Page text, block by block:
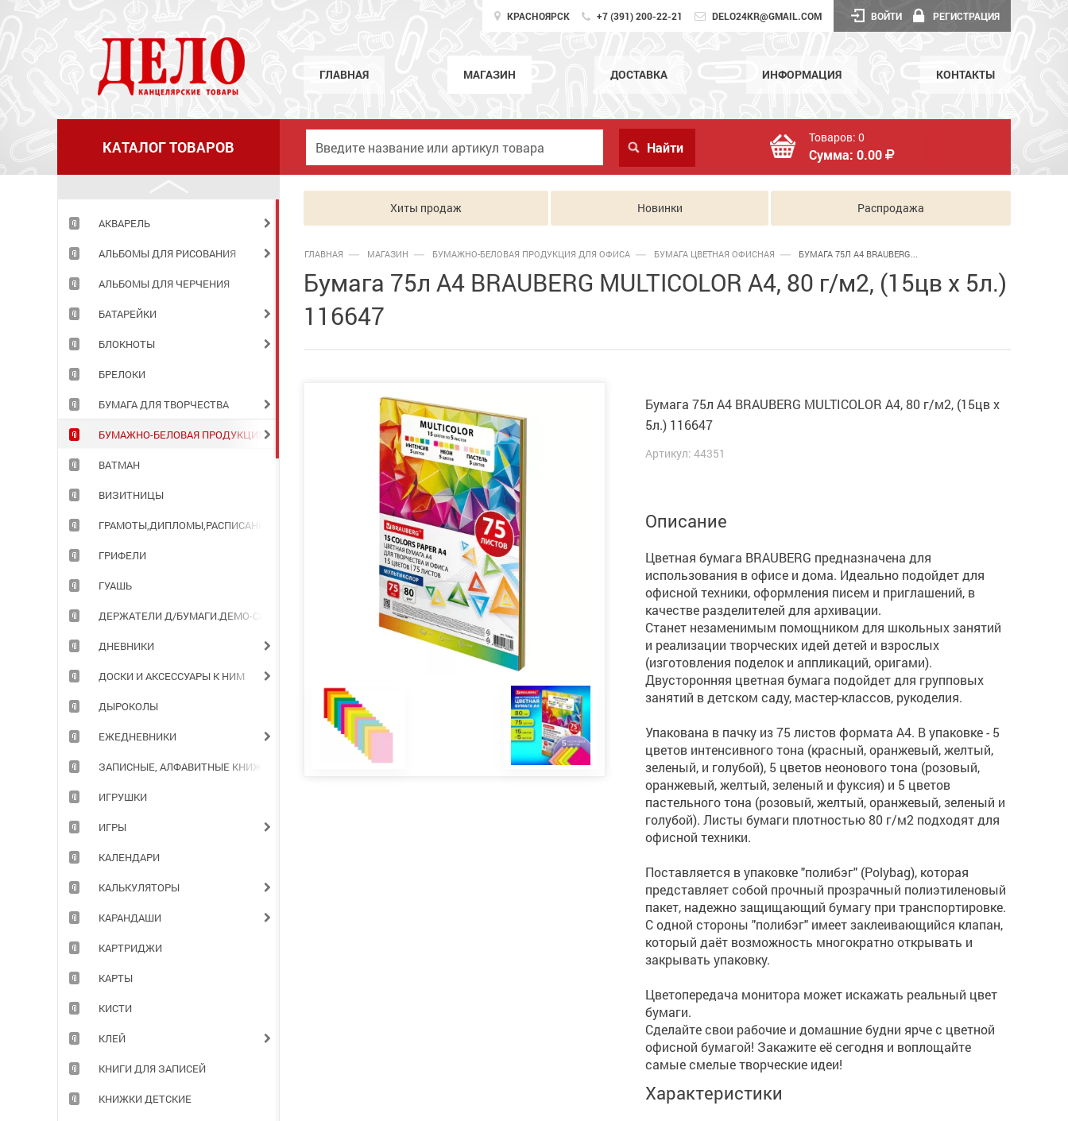
КРАСНОЯРСК +7 (391) 200-22-21 DELO24KR@GMAIL.COM ВОЙТИ РЕГИСТРАЦИЯ
ГЛАВНАЯ МАГАЗИН ДОСТАВКА ИНФОРМАЦИЯ КОНТАКТЫ
КАТАЛОГ ТОВАРОВ
Товаров: 0
Сумма: 0.00
АКВАРЕЛЬ
АЛЬБОМЫ ДЛЯ РИСОВАНИЯ
АЛЬБОМЫ ДЛЯ ЧЕРЧЕНИЯ
БАТАРЕЙКИ
БЛОКНОТЫ
БРЕЛОКИ
БУМАГА ДЛЯ ТВОРЧЕСТВА
БУМАЖНО-БЕЛОВАЯ ПРОДУКЦИЯ ДЛЯ ОФИСА
ВАТМАН
ВИЗИТНИЦЫ
ГРАМОТЫ,ДИПЛОМЫ,РАСПИСАНИЯ УРОКОВ
ГРИФЕЛИ
ГУАШЬ
ДЕРЖАТЕЛИ Д/БУМАГИ.ДЕМО-СИСТЕМЫ
ДНЕВНИКИ
ДОСКИ И АКСЕССУАРЫ К НИМ
ДЫРОКОЛЫ
ЕЖЕДНЕВНИКИ
ЗАПИСНЫЕ, АЛФАВИТНЫЕ КНИЖКИ
ИГРУШКИ
ИГРЫ
КАЛЕНДАРИ
КАЛЬКУЛЯТОРЫ
КАРАНДАШИ
КАРТРИДЖИ
КАРТЫ
КИСТИ
КЛЕЙ
КНИГИ ДЛЯ ЗАПИСЕЙ
КНИЖКИ ДЕТСКИЕ
Хиты продаж Новинки Распродажа
ГЛАВНАЯ МАГАЗИН БУМАЖНО-БЕЛОВАЯ ПРОДУКЦИЯ ДЛЯ ОФИСА БУМАГА ЦВЕТНАЯ ОФИСНАЯ БУМАГА 75Л А4 BRAUBERG...
Бумага 75л А4 BRAUBERG MULTICOLOR А4, 80 г/м2, (15цв x 5л.)
116647
Бумага 75л А4 BRAUBERG MULTICOLOR А4, 80 г/м2, (15цв x
5л.) 116647
Артикул: 44351
Описание
Цветная бумага BRAUBERG предназначена для
использования в офисе и дома. Идеально подойдет для
офисной техники, оформления писем и приглашений, в
качестве разделителей для архивации.
Станет незаменимым помощником для школьных занятий
и реализации творческих идей детей и взрослых
(изготовления поделок и аппликаций, оригами).
Двусторонняя цветная бумага подойдет для групповых
занятий в детском саду, мастер-классов, рукоделия.
Упакована в пачку из 75 листов формата А4. В упаковке - 5
цветов интенсивного тона (красный, оранжевый, желтый,
зеленый, и голубой), 5 цветов неонового тона (розовый,
оранжевый, желтый, зеленый и фуксия) и 5 цветов
пастельного тона (розовый, желтый, оранжевый, зеленый и
голубой). Листы бумаги плотностью 80 г/м2 подходят для
офисной техники.
Поставляется в упаковке "полибэг" (Polybag), которая
представляет собой прочный прозрачный полиэтиленовый
пакет, надежно защищающий бумагу при транспортировке.
С одной стороны "полибэг" имеет заклеивающийся клапан,
который даёт возможность многократно открывать и
закрывать упаковку.
Цветопередача монитора может искажать реальный цвет
бумаги.
Сделайте свои рабочие и домашние будни ярче с цветной
офисной бумагой! Закажите её сегодня и воплощайте
самые смелые творческие идеи!
Характеристики